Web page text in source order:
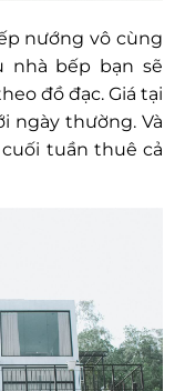
nướng vô cùng
nhà bếp bạn sẽ
đồ đạc. Giá tại
ngày thường. Và
tuần thuê cả